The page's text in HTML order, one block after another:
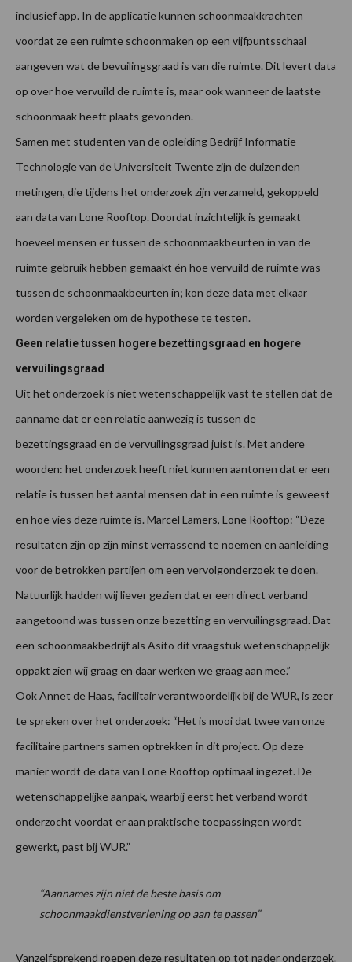
inclusief app. In de applicatie kunnen schoonmaakkrachten
voordat ze een ruimte schoonmaken op een vijfpuntsschaal
aangeven wat de bevuilingsgraad is van die ruimte. Dit levert data
op over hoe vervuild de ruimte is, maar ook wanneer de laatste
schoonmaak heeft plaats gevonden.
Samen met studenten van de opleiding Bedrijf Informatie
Technologie van de Universiteit Twente zijn de duizenden
metingen, die tijdens het onderzoek zijn verzameld, gekoppeld
aan data van Lone Rooftop. Doordat inzichtelijk is gemaakt
hoeveel mensen er tussen de schoonmaakbeurten in van de
ruimte gebruik hebben gemaakt én hoe vervuild de ruimte was
tussen de schoonmaakbeurten in; kon deze data met elkaar
worden vergeleken om de hypothese te testen.
Geen relatie tussen hogere bezettingsgraad en hogere
vervuilingsgraad
Uit het onderzoek is niet wetenschappelijk vast te stellen dat de
aanname dat er een relatie aanwezig is tussen de
bezettingsgraad en de vervuilingsgraad juist is. Met andere
woorden: het onderzoek heeft niet kunnen aantonen dat er een
relatie is tussen het aantal mensen dat in een ruimte is geweest
en hoe vies deze ruimte is. Marcel Lamers, Lone Rooftop: “Deze
resultaten zijn op zijn minst verrassend te noemen en aanleiding
voor de betrokken partijen om een vervolgonderzoek te doen.
Natuurlijk hadden wij liever gezien dat er een direct verband
aangetoond was tussen onze bezetting en vervuilingsgraad. Dat
een schoonmaakbedrijf als Asito dit vraagstuk wetenschappelijk
oppakt zien wij graag en daar werken we graag aan mee.”
Ook Annet de Haas, facilitair verantwoordelijk bij de WUR, is zeer
te spreken over het onderzoek: “Het is mooi dat twee van onze
facilitaire partners samen optrekken in dit project. Op deze
manier wordt de data van Lone Rooftop optimaal ingezet. De
wetenschappelijke aanpak, waarbij eerst het verband wordt
onderzocht voordat er aan praktische toepassingen wordt
gewerkt, past bij WUR.”
“Aannames zijn niet de beste basis om
schoonmaakdienstverlening op aan te passen”
Vanzelfsprekend roepen deze resultaten op tot nader onderzoek.